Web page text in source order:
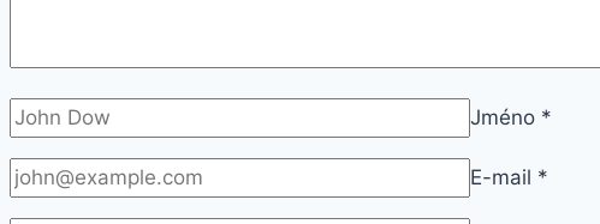
Jméno *
E-mail *